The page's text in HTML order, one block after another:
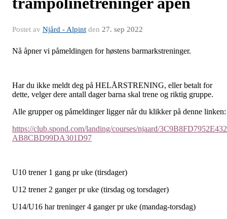
Postet av Njård - Alpint den 27. sep 2022
Nå åpner vi påmeldingen for høstens barmarkstreninger.
Har du ikke meldt deg på HELÅRSTRENING, eller betalt for
dette, velger dere antall dager barna skal trene og riktig gruppe.
Alle grupper og påmeldinger ligger når du klikker på denne linken:
https://club.spond.com/landing/courses/njaard/
AB8CBD99DA301D97
U10 trener 1 gang pr uke (tirsdager)
U12 trener 2 ganger pr uke (tirsdag og torsdager)
U14/U16 har treninger 4 ganger pr uke (mandag-torsdag)